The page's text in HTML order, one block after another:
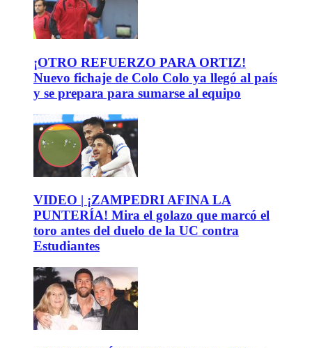
¡OTRO REFUERZO PARA ORTIZ!
Nuevo fichaje de Colo Colo ya llegó al país
y se prepara para sumarse al equipo
VIDEO | ¡ZAMPEDRI AFINA LA
PUNTERÍA! Mira el golazo que marcó el
toro antes del duelo de la UC contra
Estudiantes